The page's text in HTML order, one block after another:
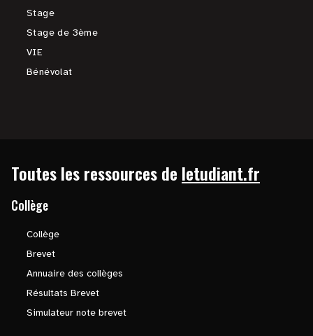
Stage
Stage de 3ème
VIE
Bénévolat
Toutes les ressources de letudiant.fr
Collège
Collège
Brevet
Annuaire des collèges
Résultats Brevet
Simulateur note brevet